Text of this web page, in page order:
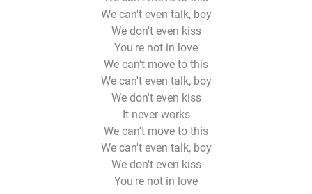
We can't even talk, boy
We don't even kiss
You're not in love
We can't move to this
We can't even talk, boy
We don't even kiss
It never works
We can't move to this
We can't even talk, boy
We don't even kiss
You're not in love